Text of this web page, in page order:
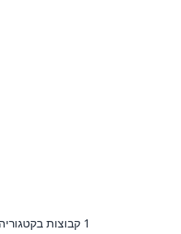
1 קבוצות בקטגוריה